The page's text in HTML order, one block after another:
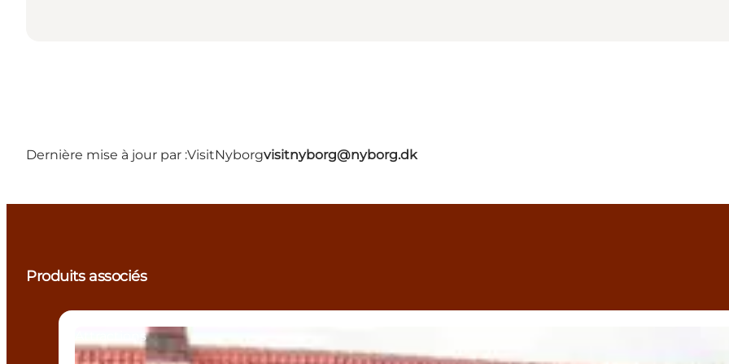
Dernière mise à jour par :VisitNyborgvisitnyborg@nyborg.dk
Produits associés
Attractions